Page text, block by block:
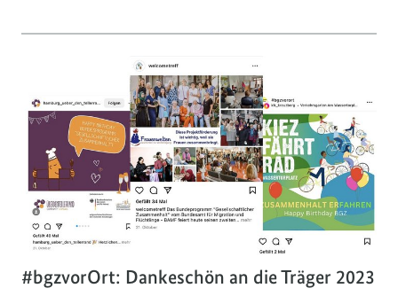
#bgzvorOrt: Dankeschön an die Träger 2023